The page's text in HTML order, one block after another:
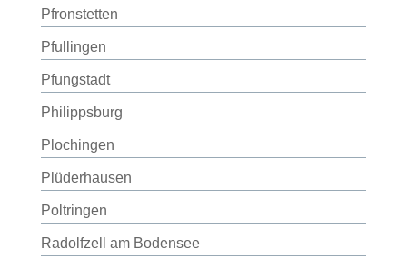
Pfronstetten
Pfullingen
Pfungstadt
Philippsburg
Plochingen
Plüderhausen
Poltringen
Radolfzell am Bodensee